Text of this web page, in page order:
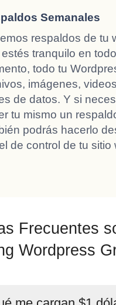
Semanales
respaldos de tu
tranquilo en todo
todo tu
imágenes,
de datos. Y si
tu mismo un
podrás hacerlo
de control de tu sitio
Frecuentes
Wordpress